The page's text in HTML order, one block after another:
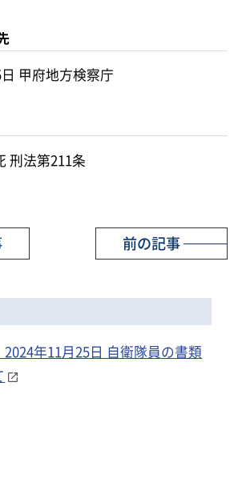
甲府地方検察庁
刑法第211条
前の記事
年11月25日 自衛隊員の書類